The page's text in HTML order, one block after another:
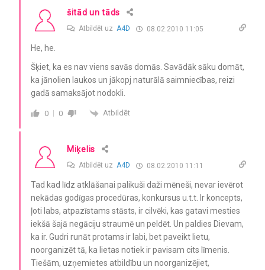
šitād un tāds
Atbildēt uz A4D 08.02.2010 11:05
He, he.
Šķiet, ka es nav viens savās domās. Savādāk sāku domāt,
ka jānolien laukos un jākopj naturālā saimniecības, reizi
gadā samaksājot nodokli.
0 0 Atbildēt
Miķelis
Atbildēt uz A4D 08.02.2010 11:11
Tad kad līdz atklāšanai palikuši daži mēneši, nevar ievērot
nekādas godīgas procedūras, konkursus u.t.t. Ir koncepts,
ļoti labs, atpazīstams stāsts, ir cilvēki, kas gatavi mesties
iekšā šajā negāciju straumē un peldēt. Un paldies Dievam,
ka ir. Gudri runāt protams ir labi, bet paveikt lietu,
noorganizēt tā, ka lietas notiek ir pavisam cits līmenis.
Tiešām, uzņemietes atbildību un noorganizējiet,